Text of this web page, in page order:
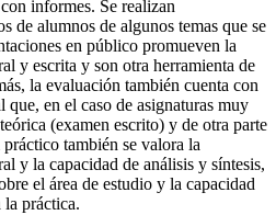
informes. Se realizan
de alumnos de algunos temas que se
en público promueven la
y escrita y son otra herramienta de
la evaluación también cuenta con
en el caso de asignaturas muy
(examen escrito) y de otra parte
también se valora la
y la capacidad de análisis y síntesis,
el área de estudio y la capacidad
práctica.